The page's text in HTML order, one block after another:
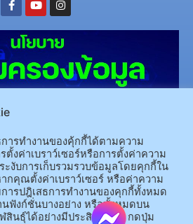
.นามน จ.กาฬสินธุ์ 46230โทรศัพท์ : 043-602-055 โทรสาร :
043-602-044
ฬสินธุ์ อ.เมือง จ.กาฬสินธุ์ 46000โทรศัพท์ 043-811128 08-
64584360 โทรสาร 043-813070
ารทำงานของคุ้กกี้ได้ตามความ
งค่าเบราว์เซอร์หรือการตั้งค่าความ
งับการเก็บรวมรวบข้อมูลโดยคุกกี้ใน
กคุณตั้งค่าเบราว์เซอร์ หรือค่าความ
ารปฎิเสธการทำงานของคุกกี้ทั้งหมด
ฟังก์ชั่นบางอย่าง หรือทั้งหมดบน
สินธุ์ได้อย่างมีประสิทธิภาพ กดปุ่ม